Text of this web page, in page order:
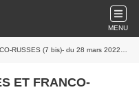
MENU
28 mars 2022 (J+4849 après le vote négatif fondateur)
ET FRANCO-